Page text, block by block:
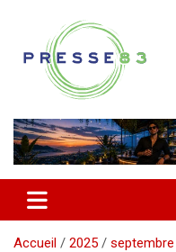
contenu
Presse 83
Accueil 2025 septembre